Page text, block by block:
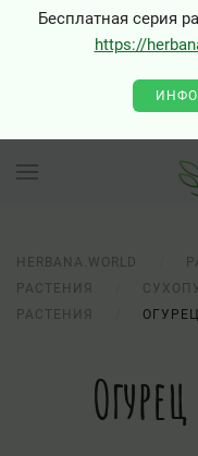
Бесплатная серия
https://
HERBANA.WORLD
РАСТЕНИЯ
РАСТЕНИЯ